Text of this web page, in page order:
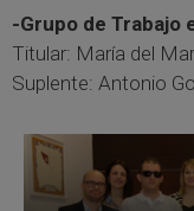
-Grupo de Trabajo
Titular: María del
Suplente: Antonio